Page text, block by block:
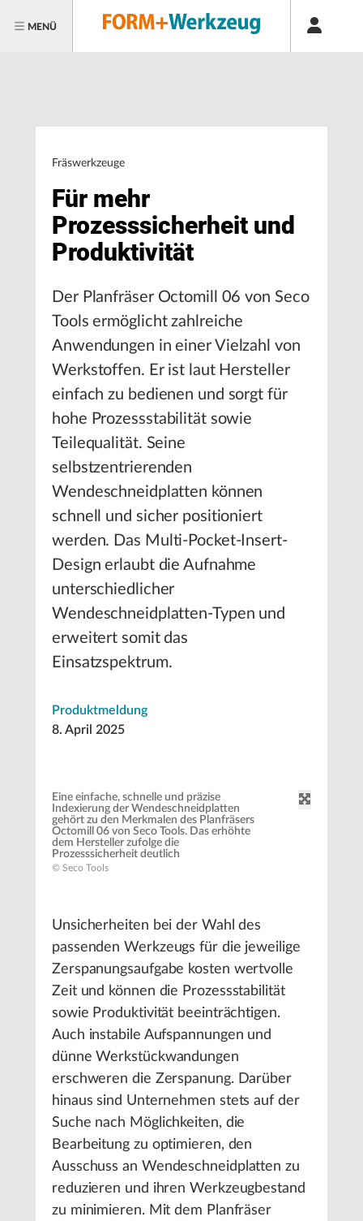
MENÜ
Fräswerkzeuge
Für mehr
Prozesssicherheit und
Produktivität
Der Planfräser Octomill 06 von Seco
Tools ermöglicht zahlreiche
Anwendungen in einer Vielzahl von
Werkstoffen. Er ist laut Hersteller
einfach zu bedienen und sorgt für
hohe Prozessstabilität sowie
Teilequalität. Seine
selbstzentrierenden
Wendeschneidplatten können
schnell und sicher positioniert
werden. Das Multi-Pocket-Insert-
Design erlaubt die Aufnahme
unterschiedlicher
Wendeschneidplatten-Typen und
erweitert somit das
Einsatzspektrum.
Produktmeldung
8. April 2025
Eine einfache, schnelle und präzise
Indexierung der Wendeschneidplatten
gehört zu den Merkmalen des Planfräsers
Octomill 06 von Seco Tools. Das erhöhte
dem Hersteller zufolge die
Prozesssicherheit deutlich
© Seco Tools
Unsicherheiten bei der Wahl des
passenden Werkzeugs für die jeweilige
Zerspanungsaufgabe kosten wertvolle
Zeit und können die Prozessstabilität
sowie Produktivität beeinträchtigen.
Auch instabile Aufspannungen und
dünne Werkstückwandungen
erschweren die Zerspanung. Darüber
hinaus sind Unternehmen stets auf der
Suche nach Möglichkeiten, die
Bearbeitung zu optimieren, den
Ausschuss an Wendeschneidplatten zu
reduzieren und ihren Werkzeugbestand
zu minimieren. Mit dem Planfräser